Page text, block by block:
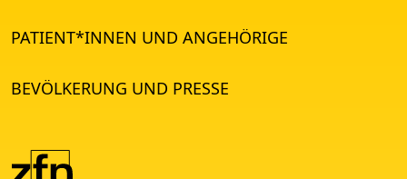
PATIENT*INNEN UND ANGEHÖRIGE
BEVÖLKERUNG UND PRESSE